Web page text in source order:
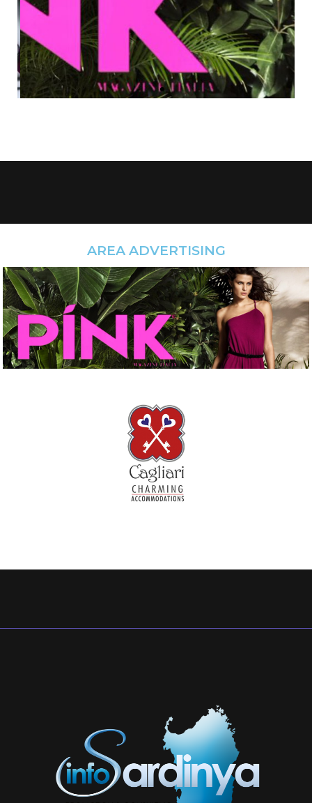
Vuoi comprare i prodotti delle
Sardegna ?
Entra in E-SHOP
AREA ADVERTISING